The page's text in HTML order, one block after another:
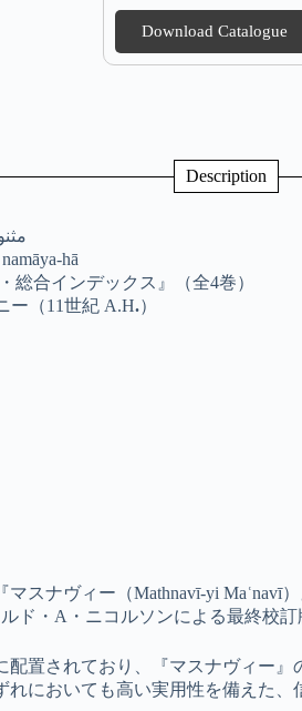
Download Catalogue
Description
hā
総合インデックス』（全4巻）
ー（11世紀 A.H.）
スナヴィー（Mathnavī-yi
ド・A・ニコルソンによる最終校
置されており、『マスナヴィー
においても高い実用性を備えた、